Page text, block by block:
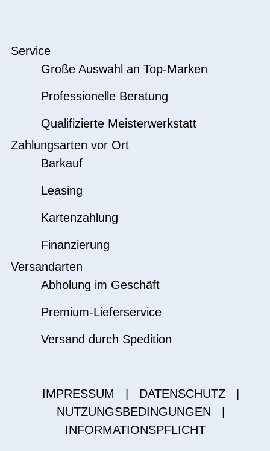
Service
Große Auswahl an Top-Marken
Professionelle Beratung
Qualifizierte Meisterwerkstatt
Zahlungsarten vor Ort
Barkauf
Leasing
Kartenzahlung
Finanzierung
Versandarten
Abholung im Geschäft
Premium-Lieferservice
Versand durch Spedition
IMPRESSUM DATENSCHUTZ
NUTZUNGSBEDINGUNGEN
INFORMATIONSPFLICHT